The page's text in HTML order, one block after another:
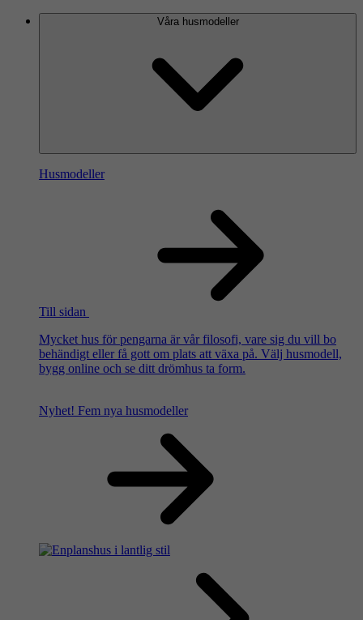
Våra husmodeller
Husmodeller
Till sidan
Mycket hus för pengarna är vår filosofi, vare sig du vill bo
behändigt eller få gott om plats att växa på. Välj husmodell,
bygg online och se ditt drömhus ta form.
Nyhet! Fem nya husmodeller